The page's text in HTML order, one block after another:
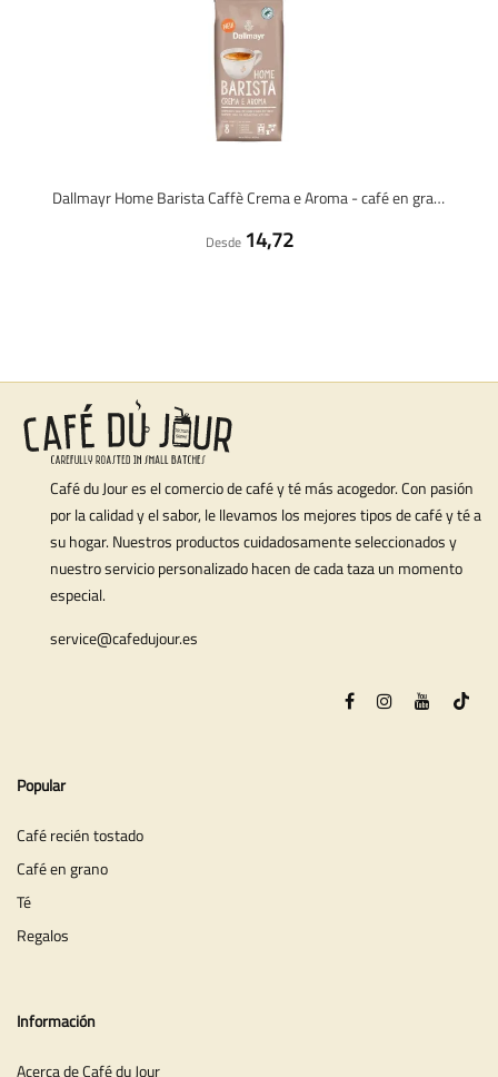
Dallmayr Home Barista Caffè Crema e Aroma - café en grano - 1 kilo
Desde 14,72
Café du Jour es el comercio de café y té más acogedor. Con pasión
por la calidad y el sabor, le llevamos los mejores tipos de café y té a
su hogar. Nuestros productos cuidadosamente seleccionados y
nuestro servicio personalizado hacen de cada taza un momento
especial.
service@cafedujour.es
Popular
Café recién tostado
Café en grano
Té
Regalos
Información
Acerca de Café du Jour